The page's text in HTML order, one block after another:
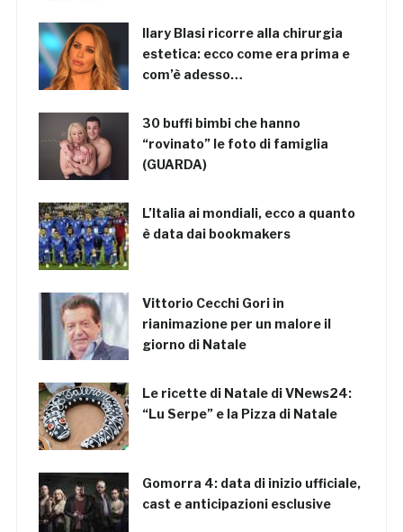
Ilary Blasi ricorre alla chirurgia
estetica: ecco come era prima e
com’è adesso…
30 buffi bimbi che hanno
“rovinato” le foto di famiglia
(GUARDA)
L’Italia ai mondiali, ecco a quanto
è data dai bookmakers
Vittorio Cecchi Gori in
rianimazione per un malore il
giorno di Natale
Le ricette di Natale di VNews24:
“Lu Serpe” e la Pizza di Natale
Gomorra 4: data di inizio ufficiale,
cast e anticipazioni esclusive